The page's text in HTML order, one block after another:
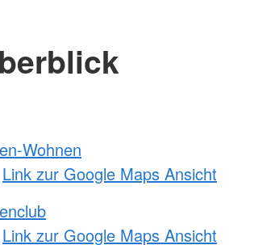
Wohnen
Link zur Google Maps Ansicht
Link zur Google Maps Ansicht